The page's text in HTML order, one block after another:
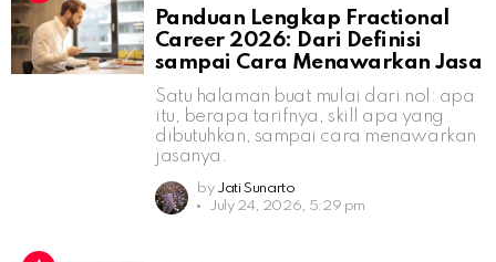
Panduan Lengkap Fractional
Career 2026: Dari Definisi
sampai Cara Menawarkan Jasa
Satu halaman buat mulai dari nol: apa
itu, berapa tarifnya, skill apa yang
dibutuhkan, sampai cara menawarkan
jasanya.
by Jati Sunarto
July 24, 2026, 5:29 pm